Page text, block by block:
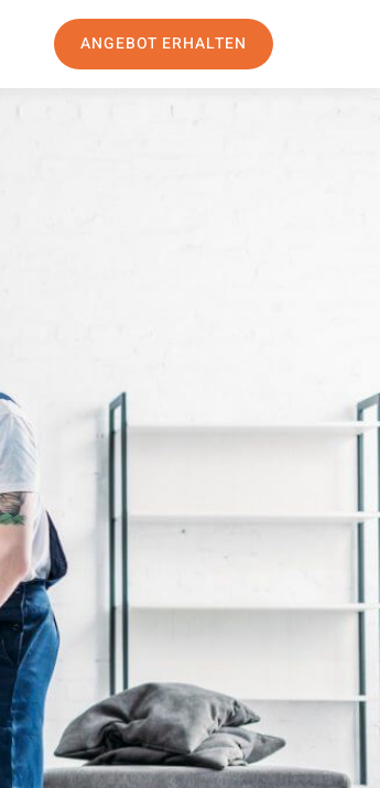
ANGEBOT ERHALTEN